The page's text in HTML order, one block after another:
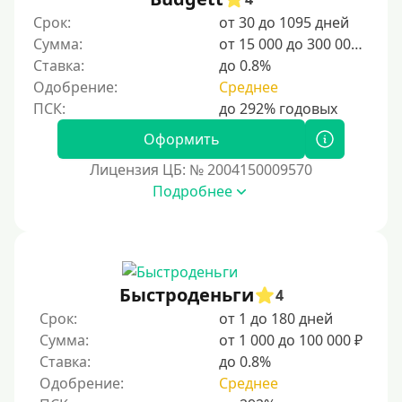
Категории заемщиков
Несовершеннолетним
Студентам
Женский займ
С временной регистрацией
Банкротам
Без подтверждения личности
Пенсионерам
Пенсионерам до 70 лет
Срок:
от 30 до 1095 дней
Сумма:
от 15 000 до 300 000 ₽
Ставка:
до 0.8%
Одобрение:
Среднее
Оформить
Лицензия ЦБ: № 2004150009570
Подробнее
Быстроденьги
4
Срок:
от 1 до 180 дней
Сумма:
от 1 000 до 100 000 ₽
Ставка:
до 0.8%
Одобрение:
Среднее